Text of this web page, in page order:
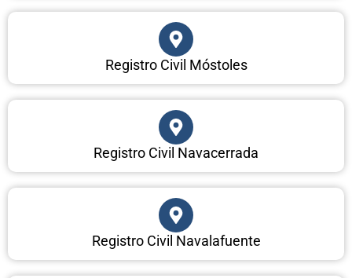
Registro Civil Móstoles
Registro Civil Navacerrada
Registro Civil Navalafuente